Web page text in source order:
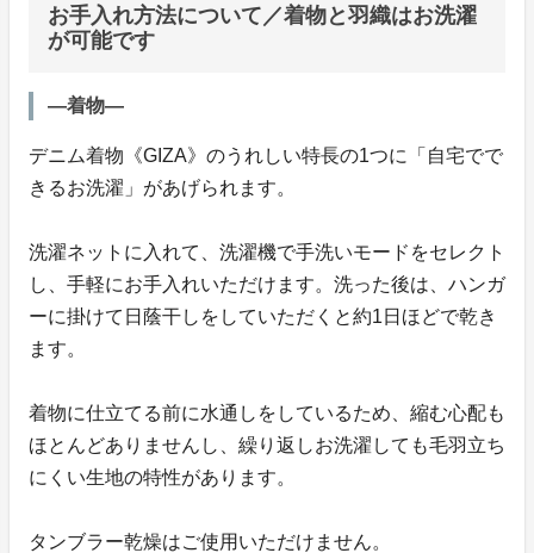
お手入れ方法について／着物と羽織はお洗濯
が可能です
―着物―
デニム着物《GIZA》のうれしい特長の1つに「自宅でで
きるお洗濯」があげられます。
洗濯ネットに入れて、洗濯機で手洗いモードをセレクト
し、手軽にお手入れいただけます。洗った後は、ハンガ
ーに掛けて日蔭干しをしていただくと約1日ほどで乾き
ます。
着物に仕立てる前に水通しをしているため、縮む心配も
ほとんどありませんし、繰り返しお洗濯しても毛羽立ち
にくい生地の特性があります。
タンブラー乾燥はご使用いただけません。